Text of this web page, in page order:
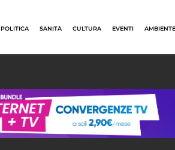
POLITICA SANITÀ CULTURA EVENTI AMBIENTE